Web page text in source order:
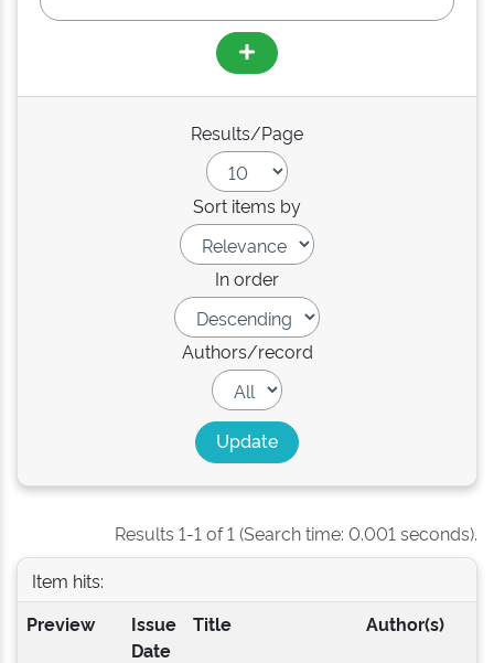
Results/Page
Sort items by
In order
Authors/record
Results 1-1 of 1 (Search time: 0.001 seconds).
Item hits:
Preview
Issue
Date
Title Author(s)